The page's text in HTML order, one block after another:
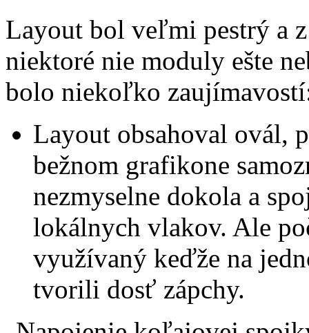
Layout bol veľmi pestrý a
niektoré nie moduly ešte
bolo niekoľko
Layout obsahoval ovál,
bežnom grafikone
nezmyselne dokola a
lokálnych vlakov. Ale
využívaný keďže na
tvorili dosť zápchy.